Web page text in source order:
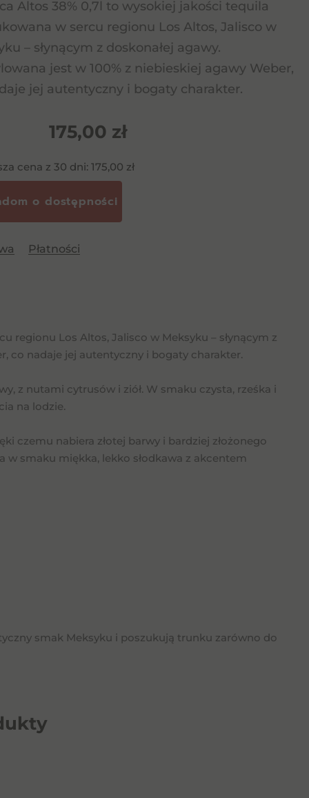
Altos 38% 0,7l to wysokiej jakości tequila
w sercu regionu Los Altos, Jalisco w
– słynącym z doskonałej agawy.
jest w 100% z niebieskiej agawy Weber,
jej autentyczny i bogaty charakter.
175,00 zł
cena z 30 dni: 175,00 zł
Płatności
regionu Los Altos, Jalisco w Meksyku – słynącym z
co nadaje jej autentyczny i bogaty charakter.
z nutami cytrusów i ziół. W smaku czysta, rześka i
na lodzie.
czemu nabiera złotej barwy i bardziej złożonego
smaku miękka, lekko słodkawa z akcentem
smak Meksyku i poszukują trunku zarówno do